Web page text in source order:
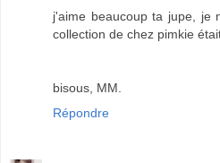
j'aime beaucoup ta jupe, je
collection de chez pimkie
bisous, MM.
Répondre